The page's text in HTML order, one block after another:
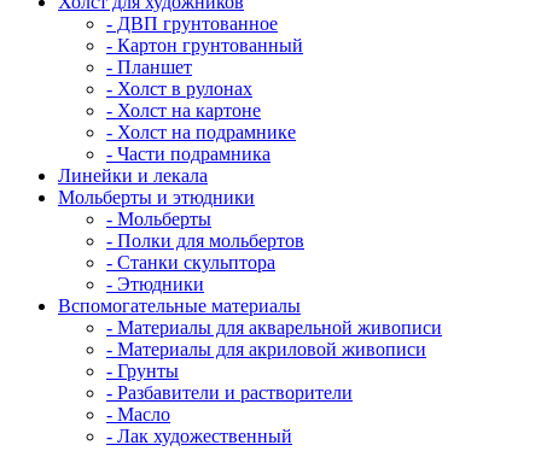
- ДВП грунтованное
- Картон грунтованный
- Планшет
- Холст в рулонах
- Холст на картоне
- Холст на подрамнике
- Части подрамника
Линейки и лекала
Мольберты и этюдники
- Мольберты
- Полки для мольбертов
- Станки скульптора
- Этюдники
Вспомогательные материалы
- Материалы для акварельной живописи
- Материалы для акриловой живописи
- Грунты
- Разбавители и растворители
- Масло
- Лак художественный